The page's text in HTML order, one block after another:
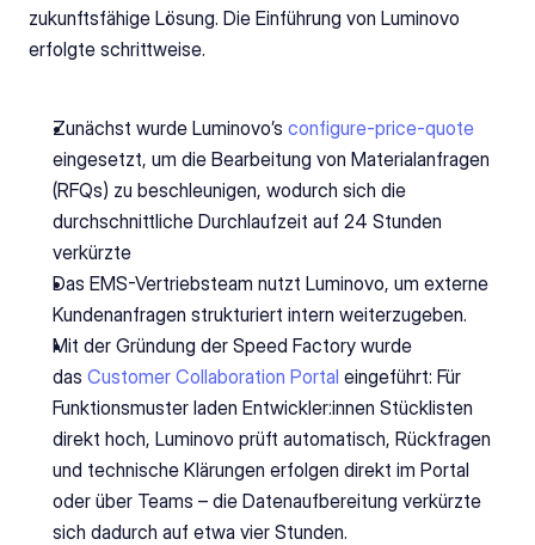
zukunftsfähige Lösung. Die Einführung von Luminovo
erfolgte schrittweise.
Zunächst wurde Luminovo’s configure-price-quote
eingesetzt, um die Bearbeitung von Materialanfragen
(RFQs) zu beschleunigen, wodurch sich die
durchschnittliche Durchlaufzeit auf 24 Stunden
verkürzte
Das EMS-Vertriebsteam nutzt Luminovo, um externe
Kundenanfragen strukturiert intern weiterzugeben.
Mit der Gründung der Speed Factory wurde
das Customer Collaboration Portal eingeführt: Für
Funktionsmuster laden Entwickler:innen Stücklisten
direkt hoch, Luminovo prüft automatisch, Rückfragen
und technische Klärungen erfolgen direkt im Portal
oder über Teams – die Datenaufbereitung verkürzte
sich dadurch auf etwa vier Stunden.